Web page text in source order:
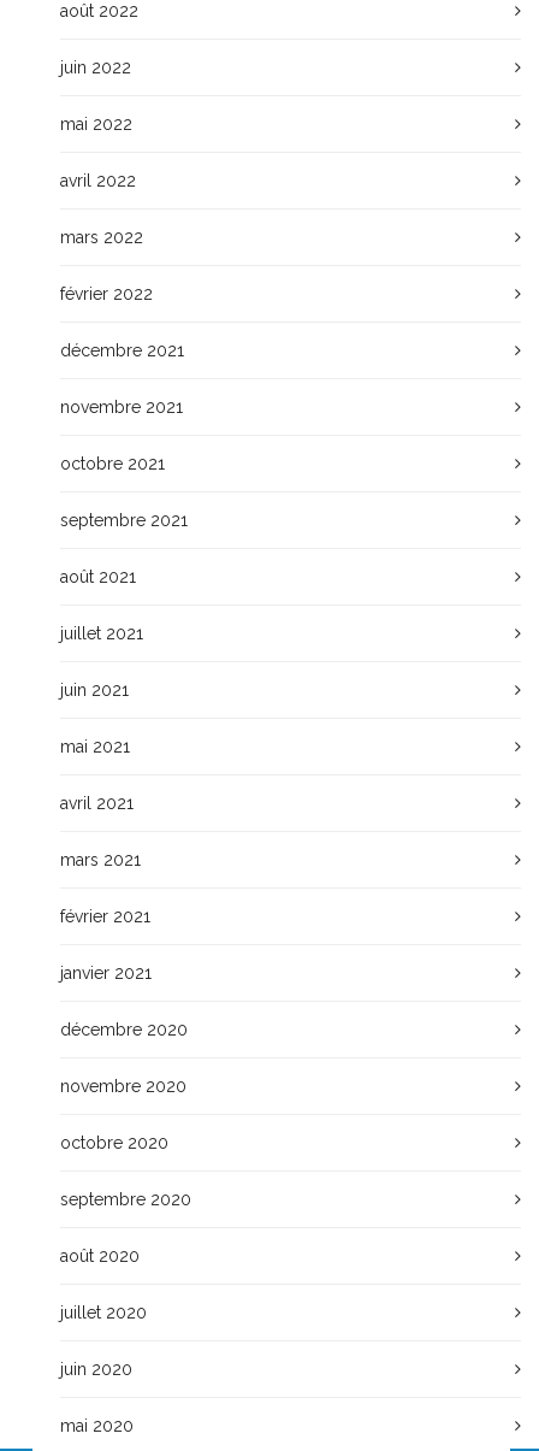
août 2022
juin 2022
mai 2022
avril 2022
mars 2022
février 2022
décembre 2021
novembre 2021
octobre 2021
septembre 2021
août 2021
juillet 2021
juin 2021
mai 2021
avril 2021
mars 2021
février 2021
janvier 2021
décembre 2020
novembre 2020
octobre 2020
septembre 2020
août 2020
juillet 2020
juin 2020
mai 2020